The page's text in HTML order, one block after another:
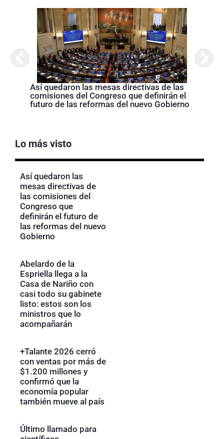
Así quedaron las mesas directivas de las
comisiones del Congreso que definirán el
futuro de las reformas del nuevo Gobierno
Lo más visto
Así quedaron las
mesas directivas de
las comisiones del
Congreso que
definirán el futuro de
las reformas del nuevo
Gobierno
Abelardo de la
Espriella llega a la
Casa de Nariño con
casi todo su gabinete
listo: estos son los
ministros que lo
acompañarán
+Talante 2026 cerró
con ventas por más de
$1.200 millones y
confirmó que la
economía popular
también mueve al país
Último llamado para